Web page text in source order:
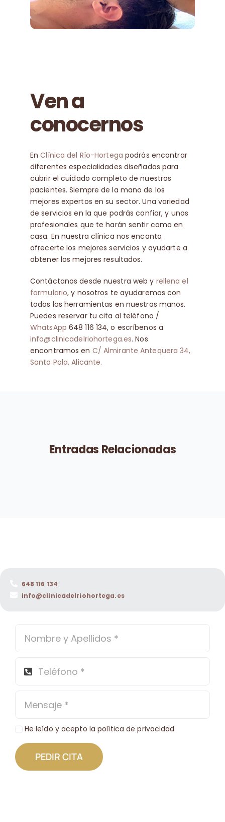
Ven a
conocernos
EnClínica del Río-Hortega podrás encontrar
diferentes especialidades diseñadas para
cubrir el cuidado completo de nuestros
pacientes. Siempre de la mano de los
mejores expertos en su sector. Una variedad
de servicios en la que podrás confiar, y unos
profesionales que te harán sentir como en
casa. En nuestra clínica nos encanta
ofrecerte los mejores servicios y ayudarte a
obtener los mejores resultados.
Contáctanos desde nuestra web y rellena el
formulario, y nosotros te ayudaremos con
todas las herramientas en nuestras manos.
Puedes reservar tu cita al teléfono /
WhatsApp 648 116 134, o escríbenos a
info@clinicadelriohortega.es. Nos
encontramos en C/ Almirante Antequera 34,
Santa Pola, Alicante.
Entradas Relacionadas
648 116 134
info@clinicadelriohortega.es
He leído y acepto la política de privacidad
PEDIR CITA